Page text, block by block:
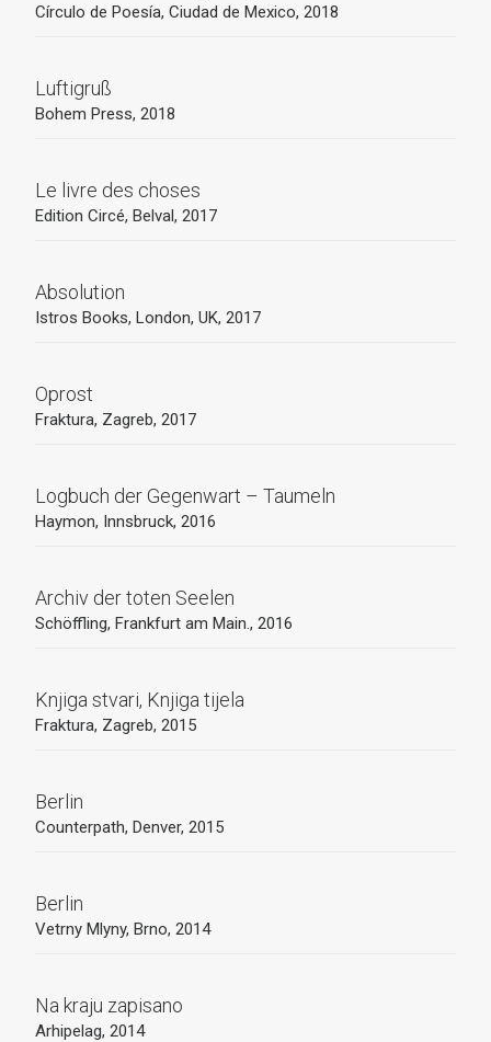
Círculo de Poesía, Ciudad de Mexico, 2018
Luftigruß
Bohem Press, 2018
Le livre des choses
Edition Circé, Belval, 2017
Absolution
Istros Books, London, UK, 2017
Oprost
Fraktura, Zagreb, 2017
Logbuch der Gegenwart – Taumeln
Haymon, Innsbruck, 2016
Archiv der toten Seelen
Schöffling, Frankfurt am Main., 2016
Knjiga stvari, Knjiga tijela
Fraktura, Zagreb, 2015
Berlin
Counterpath, Denver, 2015
Berlin
Vetrny Mlyny, Brno, 2014
Na kraju zapisano
Arhipelag, 2014